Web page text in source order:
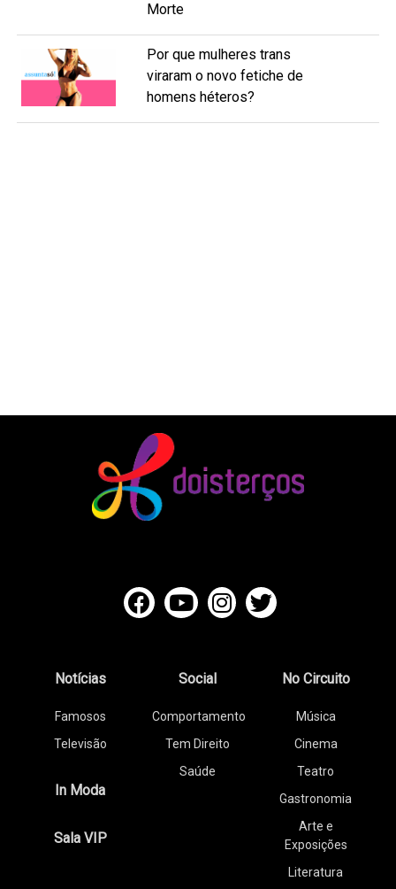
Morte
Por que mulheres trans
viraram o novo fetiche de
homens héteros?
Notícias
Famosos
Televisão
In Moda
Sala VIP
Social
Comportamento
Tem Direito
Saúde
No Circuito
Música
Cinema
Teatro
Gastronomia
Arte e
Exposições
Literatura